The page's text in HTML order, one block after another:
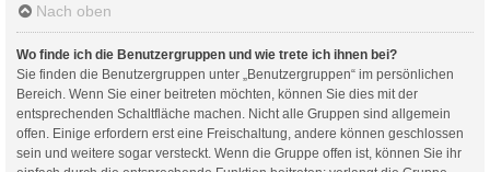
Nach oben
Wo finde ich die Benutzergruppen und wie trete ich ihnen bei?
Sie finden die Benutzergruppen unter „Benutzergruppen“ im persönlichen
Bereich. Wenn Sie einer beitreten möchten, können Sie dies mit der
entsprechenden Schaltfläche machen. Nicht alle Gruppen sind allgemein
offen. Einige erfordern erst eine Freischaltung, andere können geschlossen
sein und weitere sogar versteckt. Wenn die Gruppe offen ist, können Sie ihr